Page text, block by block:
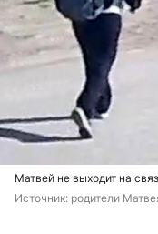
Матвей не выходит на
Источник: родители